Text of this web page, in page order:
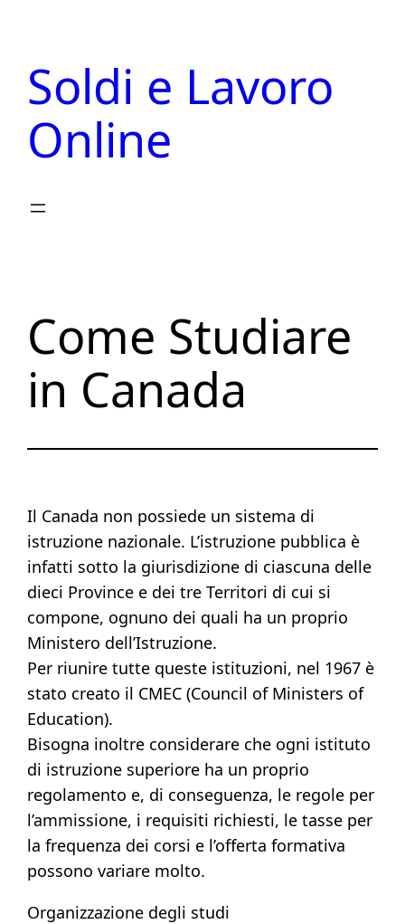
contenuto
Soldi e Lavoro
Online
Come Studiare
in Canada
Il Canada non possiede un sistema di
istruzione nazionale. L’istruzione pubblica è
infatti sotto la giurisdizione di ciascuna delle
dieci Province e dei tre Territori di cui si
compone, ognuno dei quali ha un proprio
Ministero dell’Istruzione.
Per riunire tutte queste istituzioni, nel 1967 è
stato creato il CMEC (Council of Ministers of
Education).
Bisogna inoltre considerare che ogni istituto
di istruzione superiore ha un proprio
regolamento e, di conseguenza, le regole per
l’ammissione, i requisiti richiesti, le tasse per
la frequenza dei corsi e l’offerta formativa
possono variare molto.
Organizzazione degli studi